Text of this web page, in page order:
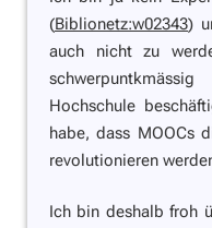
(Biblionetz:w02343)
auch nicht zu
Hochschule
habe, dass MOOCs
revolutionieren
Ich bin deshalb froh